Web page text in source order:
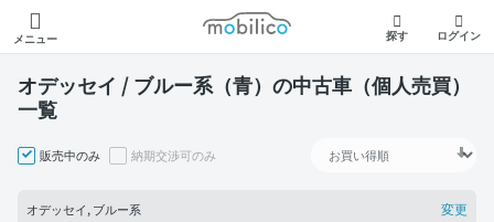
メニュー
モビリコ
探す ログイン
オデッセイ / ブルー系（青）の中古車（個人売買）
一覧
販売中のみ 納期交渉可のみ
オデッセイ, ブルー系 変更